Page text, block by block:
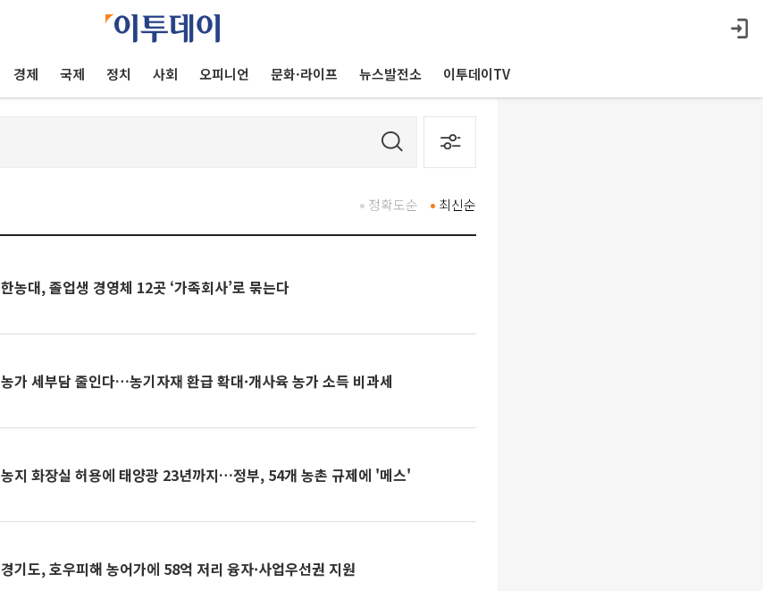
경제 국제 정치 사회 오피니언 문화·라이프 뉴스발전소 이투데이TV
최신순
정확도순
한농대, 졸업생 경영체 12곳 ‘가족회사’로 묶는다
농가 세부담 줄인다…농기자재 환급 확대·개사육 농가 소득 비과세
농지 화장실 허용에 태양광 23년까지…정부, 54개 농촌 규제에 '메스'
경기도, 호우피해 농어가에 58억 저리 융자·사업우선권 지원